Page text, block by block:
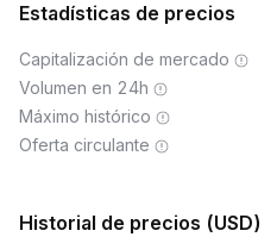
Estadísticas de precios
Capitalización de mercado
Volumen en 24h
Máximo histórico
Oferta circulante
Historial de precios (USD)